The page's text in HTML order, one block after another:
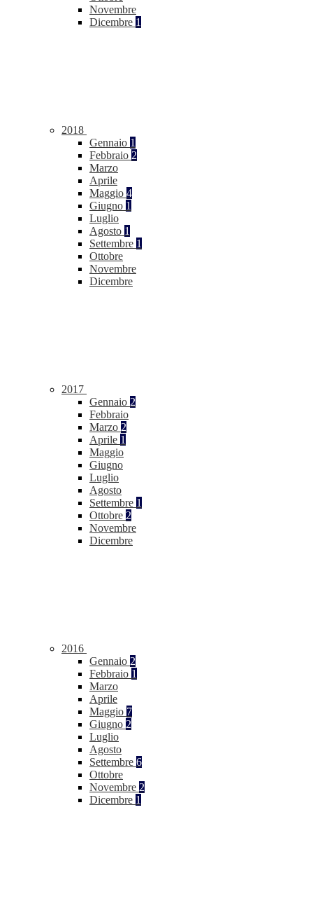
Novembre
Dicembre 1
2018
Gennaio 1
Febbraio 2
Marzo
Aprile
Maggio 4
Giugno 1
Luglio
Agosto 1
Settembre 1
Ottobre
Novembre
Dicembre
2017
Gennaio 2
Febbraio
Marzo 2
Aprile 1
Maggio
Giugno
Luglio
Agosto
Settembre 1
Ottobre 2
Novembre
Dicembre
2016
Gennaio 2
Febbraio 1
Marzo
Aprile
Maggio 7
Giugno 2
Luglio
Agosto
Settembre 6
Ottobre
Novembre 2
Dicembre 1